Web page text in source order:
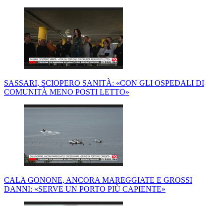
SASSARI, SCIOPERO SANITÀ: «CON GLI OSPEDALI DI
COMUNITÀ MENO POSTI LETTO»
CALA GONONE, ANCORA MAREGGIATE E GROSSI
DANNI: «SERVE UN PORTO PIÙ CAPIENTE»